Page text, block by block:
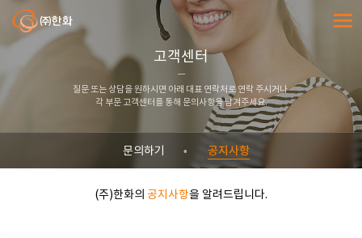
㈜한화 전체
고객센터
질문 또는 상담을 원하시면 아래 대표 연락처로 연락 주시거나
각 부문 고객센터를 통해 문의사항을 남겨주세요.
문의하기 공지사항
(주)한화의 공지사항을 알려드립니다.